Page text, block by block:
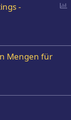
-
Mengen für